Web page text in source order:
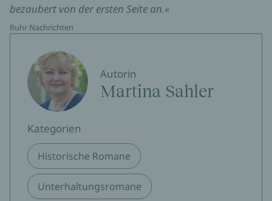
bezaubert von der ersten Seite an.«
Ruhr Nachrichten
Autorin
Martina Sahler
Kategorien
Historische Romane
Unterhaltungsromane